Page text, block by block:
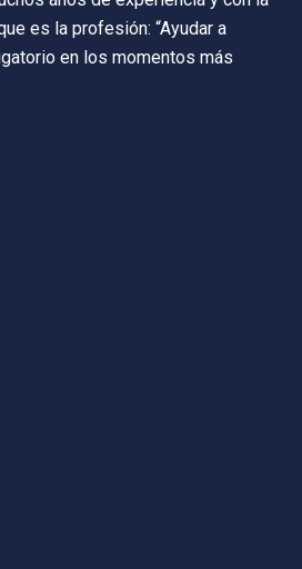
es la profesión: “Ayudar a
en los momentos más